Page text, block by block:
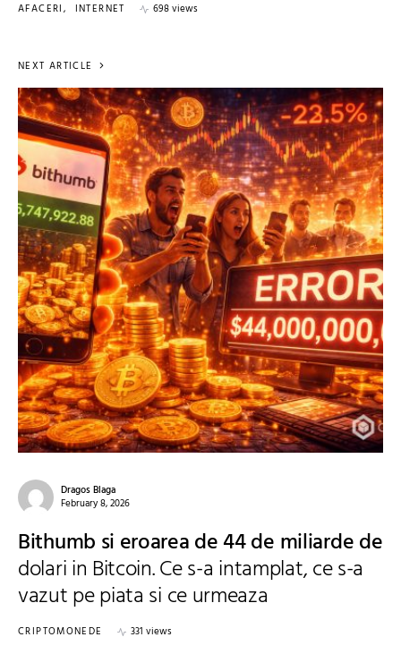
AFACERI INTERNET 698 views
NEXT ARTICLE
Dragos Blaga
February 8, 2026
Bithumb si eroarea de 44 de miliarde de
dolari in Bitcoin. Ce s-a intamplat, ce s-a
vazut pe piata si ce urmeaza
CRIPTOMONEDE 331 views